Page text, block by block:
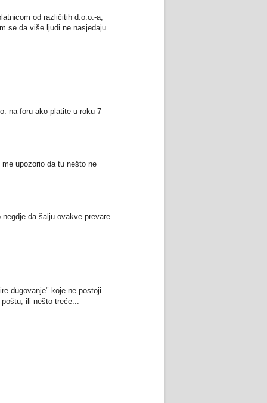
od različitih d.o.o.-a,
se da više ljudi ne nasjedaju.
na foru ako platite u roku 7
upozorio da tu nešto ne
da šalju ovakve prevare
dugovanje" koje ne postoji.
ili nešto treće...